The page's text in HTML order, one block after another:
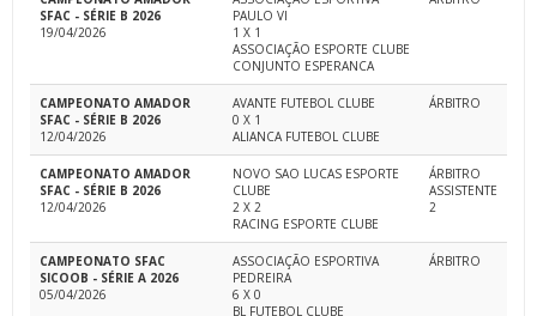
SFAC - SÉRIE B 2026
19/04/2026
PAULO VI
1 X 1
ASSOCIAÇÃO ESPORTE CLUBE
CONJUNTO ESPERANCA
CAMPEONATO AMADOR
SFAC - SÉRIE B 2026
12/04/2026
AVANTE FUTEBOL CLUBE
0 X 1
ALIANCA FUTEBOL CLUBE
ÁRBITRO
CAMPEONATO AMADOR
SFAC - SÉRIE B 2026
12/04/2026
NOVO SAO LUCAS ESPORTE
CLUBE
2 X 2
RACING ESPORTE CLUBE
ÁRBITRO
ASSISTENTE
2
CAMPEONATO SFAC
SICOOB - SÉRIE A 2026
05/04/2026
ASSOCIAÇÃO ESPORTIVA
PEDREIRA
6 X 0
BL FUTEBOL CLUBE
ÁRBITRO